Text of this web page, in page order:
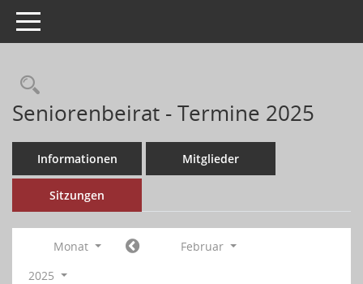
Toggle navigation
Seniorenbeirat - Termine 2025
Informationen Mitglieder
Sitzungen
Monat
Februar
2025